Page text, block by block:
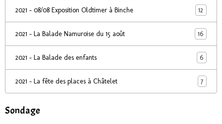
2021 - 08/08 Exposition Oldtimer à Binche 12
2021 - La Balade Namuroise du 15 août 16
2021 - La Balade des enfants 6
2021 - La fête des places à Châtelet 7
Sondage